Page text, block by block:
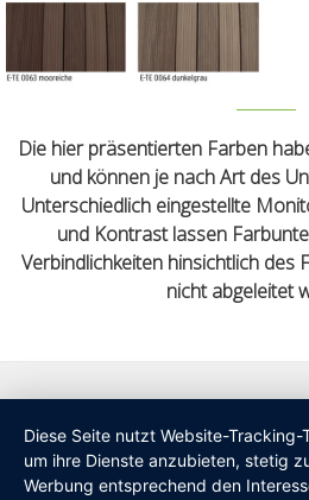
Die hier präsentierten Farben
und können je nach Art des
Unterschiedlich eingestellte
und Kontrast lassen
Verbindlichkeiten hinsichtlich des
nicht abgeleitet
Diese Seite nutzt Website-
um ihre Dienste anzubieten, stetig
Werbung entsprechend den